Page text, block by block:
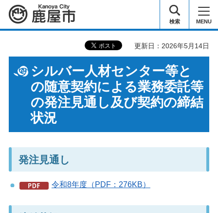
鹿屋市 検索 MENU
更新日：2026年5月14日
シルバー人材センター等と
の随意契約による業務委託等
の発注見通し及び契約の締結
状況
発注見通し
令和8年度（PDF：276KB）